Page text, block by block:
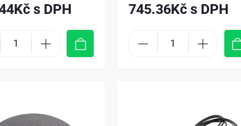
s DPH 745.36Kč s DPH